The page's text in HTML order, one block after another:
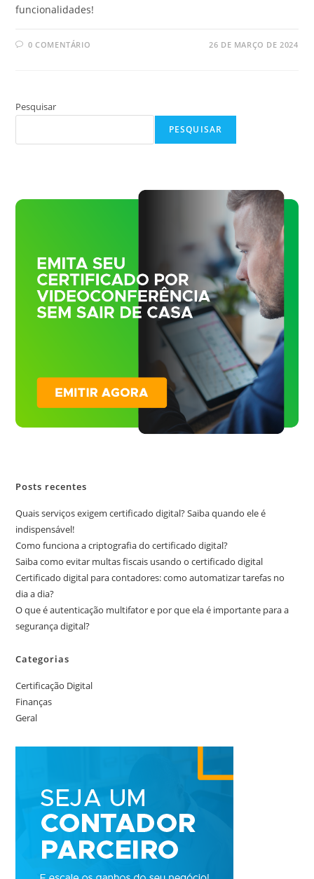
funcionalidades!
0 COMENTÁRIO 26 DE MARÇO DE 2024
Pesquisar
PESQUISAR
Posts recentes
Quais serviços exigem certificado digital? Saiba quando ele é
indispensável!
Como funciona a criptografia do certificado digital?
Saiba como evitar multas fiscais usando o certificado digital
Certificado digital para contadores: como automatizar tarefas no
dia a dia?
O que é autenticação multifator e por que ela é importante para a
segurança digital?
Categorias
Certificação Digital
Finanças
Geral